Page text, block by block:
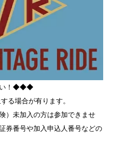
い！◆◆◆
る場合が有ります。
）未加入の方は参加できませ
券番号や加入申込人番号などの